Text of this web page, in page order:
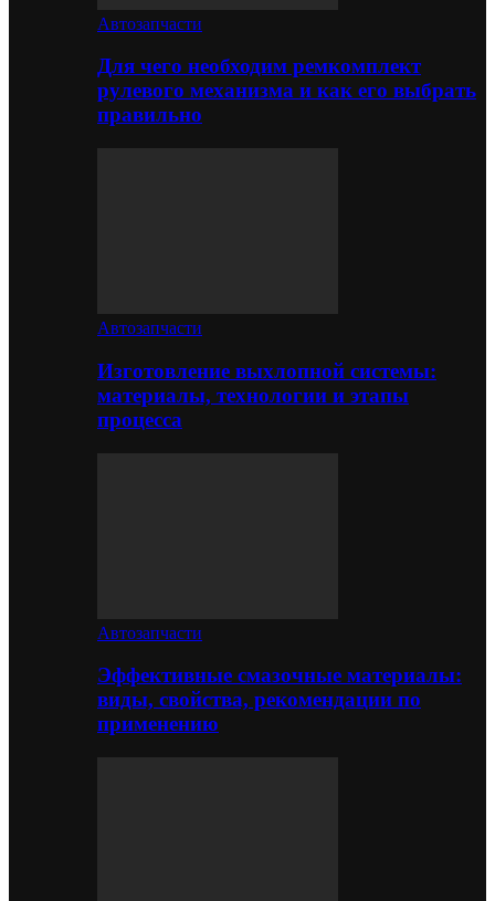
Автозапчасти
Для чего необходим ремкомплект
рулевого механизма и как его выбрать
правильно
Автозапчасти
Изготовление выхлопной системы:
материалы, технологии и этапы
процесса
Автозапчасти
Эффективные смазочные материалы:
виды, свойства, рекомендации по
применению